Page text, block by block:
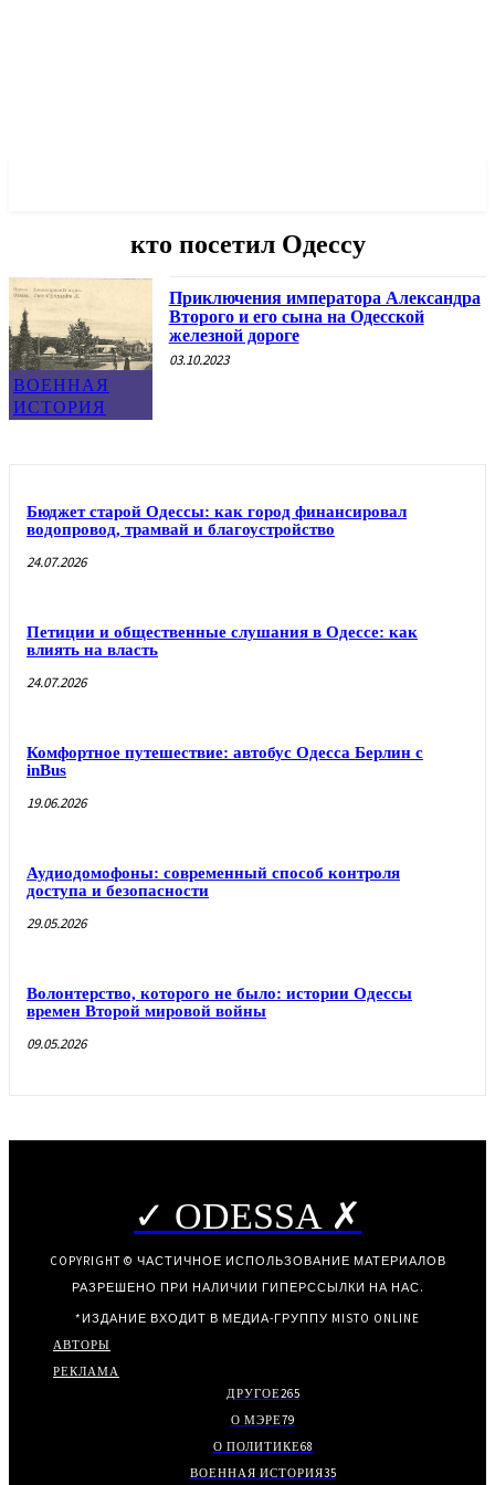
кто посетил Одессу
ВОЕННАЯ
ИСТОРИЯ
Приключения императора Александра
Второго и его сына на Одесской
железной дороге
03.10.2023
Бюджет старой Одессы: как город финансировал
водопровод, трамвай и благоустройство
24.07.2026
Петиции и общественные слушания в Одессе: как
влиять на власть
24.07.2026
Комфортное путешествие: автобус Одесса Берлин с
inBus
19.06.2026
Аудиодомофоны: современный способ контроля
доступа и безопасности
29.05.2026
Волонтерство, которого не было: истории Одессы
времен Второй мировой войны
09.05.2026
✓ ODESSA ✗
COPYRIGHT © ЧАСТИЧНОЕ ИСПОЛЬЗОВАНИЕ МАТЕРИАЛОВ
РАЗРЕШЕНО ПРИ НАЛИЧИИ ГИПЕРССЫЛКИ НА НАС.
*ИЗДАНИЕ ВХОДИТ В МЕДИА-ГРУППУ MISTO ONLINE
АВТОРЫ
РЕКЛАМА
ДРУГОЕ265
О МЭРЕ79
О ПОЛИТИКЕ68
ВОЕННАЯ ИСТОРИЯ35